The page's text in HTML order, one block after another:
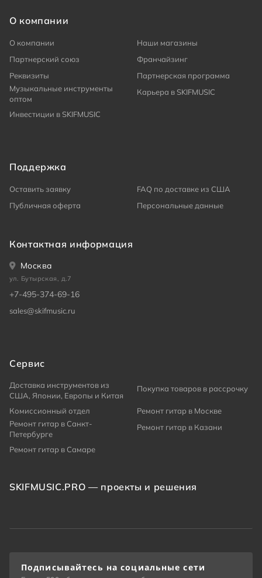
О компании
О компании
Наши магазины
Партнерский союз
Франчайзинг
Реквизиты
Партнерская программа
Музыкальные инструменты
оптом
Карьера в SKIFMUSIC
Инвестиции в SKIFMUSIC
Поддержка
Оставить заявку
FAQ по доставке из США
Публичная оферта
Персональные данные
Контактная информация
Москва
ул. Бутырская, д.7
+7-495-374-69-16
sales@skifmusic.ru
Сервис
Доставка инструментов из
США, Японии, Европы и Китая
Покупка товаров в рассрочку
Комиссионный отдел
Ремонт гитар в Москве
Ремонт гитар в Санкт-
Петербурге
Ремонт гитар в Казани
Ремонт гитар в Самаре
SKIFMUSIC.PRO — проекты и решения
Подписывайтесь на социальные сети